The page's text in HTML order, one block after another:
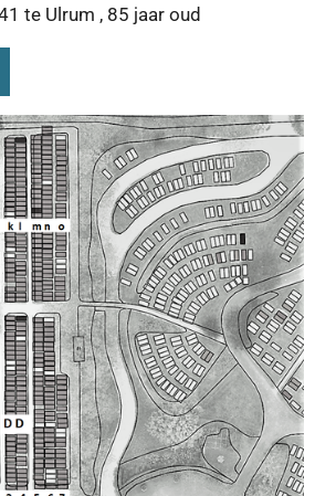
Ulrum , 85 jaar oud